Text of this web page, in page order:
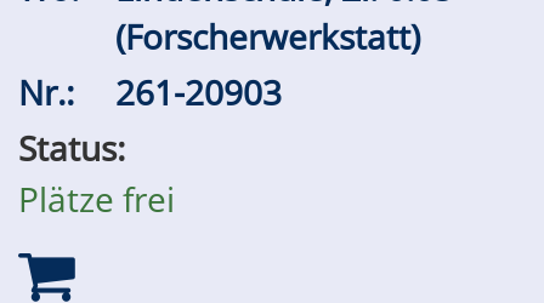
(Forscherwerkstatt)
Nr.:
261-20903
Status:
Plätze frei